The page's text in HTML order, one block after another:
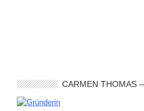
CARMEN THOMAS